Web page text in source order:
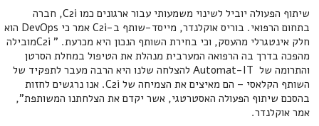
שיתוף הפעולה יוביל לשינוי משמעותי עבור ארגונים כמו C2i, חברה
בתחום הרפואי. בוריס אוקלנדר, מייסד-שותף ב-C2i אמר כי DevOps הוא
חלק אינטגרלי מהעסק, וכי בחירת השותף הנכון היא מכרעת. " C2iמובילה
מהפכה בדרך בה הרפואה המערבית מנהלת את הטיפול במחלת הסרטן
והתרומה של Automat-IT להצלחה שלנו היא הרבה מעבר לתפקיד של
השותף הקלאסי – הם מאיצים את הצמיחה של C2i. אנו נרגשים לחזות
בהסכם שיתוף הפעולה האסטרטגי, אשר יקדם את הצלחתנו המשותפת",
אמר אוקלנדר.